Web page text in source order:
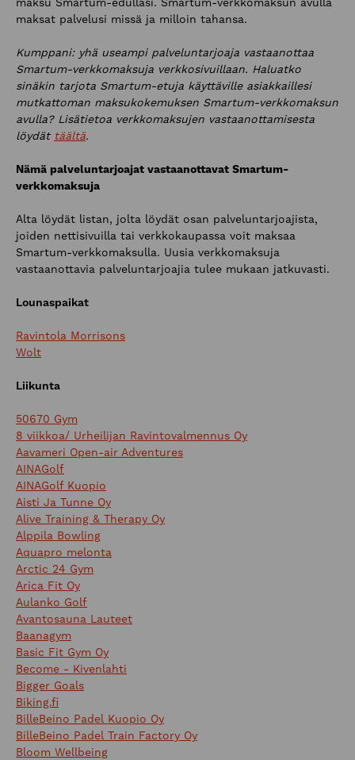
maksu Smartum-edullasi. Smartum-verkkomaksun avulla
maksat palvelusi missä ja milloin tahansa.
Kumppani: yhä useampi palveluntarjoaja vastaanottaa
Smartum-verkkomaksuja verkkosivuillaan. Haluatko
sinäkin tarjota Smartum-etuja käyttäville asiakkaillesi
mutkattoman maksukokemuksen Smartum-verkkomaksun
avulla? Lisätietoa verkkomaksujen vastaanottamisesta
löydät täältä.
Nämä palveluntarjoajat vastaanottavat Smartum-
verkkomaksuja
Alta löydät listan, jolta löydät osan palveluntarjoajista,
joiden nettisivuilla tai verkkokaupassa voit maksaa
Smartum-verkkomaksulla. Uusia verkkomaksuja
vastaanottavia palveluntarjoajia tulee mukaan jatkuvasti.
Lounaspaikat
Ravintola Morrisons​
Wolt​
Liikunta
50670 Gym
8 viikkoa/ Urheilijan Ravintovalmennus Oy
Aavameri Open-air Adventures
AINAGolf
AINAGolf Kuopio
Aisti Ja Tunne Oy
Alive Training & Therapy Oy
Alppila Bowling
Aquapro melonta
Arctic 24 Gym
Arica Fit Oy
Aulanko Golf
Avantosauna Lauteet
Baanagym
Basic Fit Gym Oy
Become - Kivenlahti
Bigger Goals
Biking.fi
BilleBeino Padel Kuopio Oy
BilleBeino Padel Train Factory Oy
Bloom Wellbeing